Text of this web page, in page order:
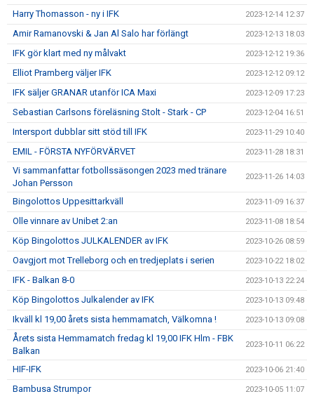
Harry Thomasson - ny i IFK 2023-12-14 12:37
Amir Ramanovski & Jan Al Salo har förlängt 2023-12-13 18:03
IFK gör klart med ny målvakt 2023-12-12 19:36
Elliot Pramberg väljer IFK 2023-12-12 09:12
IFK säljer GRANAR utanför ICA Maxi 2023-12-09 17:23
Sebastian Carlsons föreläsning Stolt - Stark - CP 2023-12-04 16:51
Intersport dubblar sitt stöd till IFK 2023-11-29 10:40
EMIL - FÖRSTA NYFÖRVÄRVET 2023-11-28 18:31
Vi sammanfattar fotbollssäsongen 2023 med tränare
Johan Persson
2023-11-26 14:03
Bingolottos Uppesittarkväll 2023-11-09 16:37
Olle vinnare av Unibet 2:an 2023-11-08 18:54
Köp Bingolottos JULKALENDER av IFK 2023-10-26 08:59
Oavgjort mot Trelleborg och en tredjeplats i serien 2023-10-22 18:02
IFK - Balkan 8-0 2023-10-13 22:24
Köp Bingolottos Julkalender av IFK 2023-10-13 09:48
Ikväll kl 19,00 årets sista hemmamatch, Välkomna ! 2023-10-13 09:08
Årets sista Hemmamatch fredag kl 19,00 IFK Hlm - FBK
Balkan
2023-10-11 06:22
HIF-IFK 2023-10-06 21:40
Bambusa Strumpor 2023-10-05 11:07